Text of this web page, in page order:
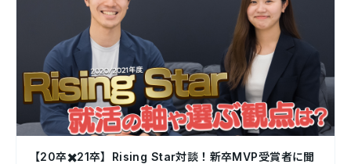
【20卒✖️21卒】Rising Star対談！新卒MVP受賞者に聞